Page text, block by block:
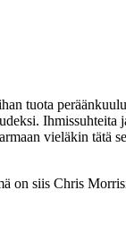
tuota
vieläkin tätä
on siis Chris